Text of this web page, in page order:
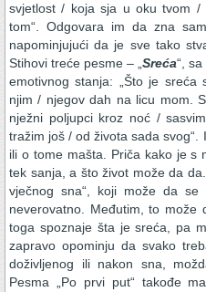
svjetlost / koja sja u oku tvom
tom“. Odgovara im da zna
napominjujući da je sve tako
Stihovi treće pesme – „Sreća“,
emotivnog stanja: „Što je
njim / njegov dah na licu mom.
nježni poljupci kroz noć /
tražim još / od života sada svog“.
ili o tome mašta. Priča kako je s
tek sanja, a što život može da
vječnog sna“, koji može da
neverovatno. Međutim, to
toga spoznaje šta je sreća, pa
zapravo opominju da svako
doživljenog ili nakon sna,
Pesma „Po prvi put“ takođe